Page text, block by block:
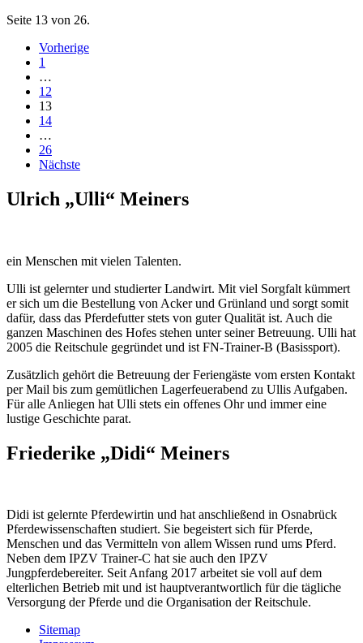
Seite 13 von 26.
Vorherige
1
…
12
13
14
…
26
Nächste
Ulrich „Ulli“ Meiners
ein Menschen mit vielen Talenten.
Ulli ist gelernter und studierter Landwirt. Mit viel Sorgfalt kümmert
er sich um die Bestellung von Acker und Grünland und sorgt somit
dafür, dass das Pferdefutter stets von guter Qualität ist. Auch die
ganzen Maschinen des Hofes stehen unter seiner Betreuung. Ulli hat
2005 die Reitschule gegründet und ist FN-Trainer-B (Basissport).
Zusätzlich gehört die Betreuung der Feriengäste vom ersten Kontakt
per Mail bis zum gemütlichen Lagerfeuerabend zu Ullis Aufgaben.
Für alle Anliegen hat Ulli stets ein offenes Ohr und immer eine
lustige Geschichte parat.
Friederike „Didi“ Meiners
Didi ist gelernte Pferdewirtin und hat anschließend in Osnabrück
Pferdewissenschaften studiert. Sie begeistert sich für Pferde,
Menschen und das Vermitteln von allem Wissen rund ums Pferd.
Neben dem IPZV Trainer-C hat sie auch den IPZV
Jungpferdebereiter. Seit Anfang 2017 arbeitet sie voll auf dem
elterlichen Betrieb mit und ist hauptverantwortlich für die tägliche
Versorgung der Pferde und die Organisation der Reitschule.
Sitemap